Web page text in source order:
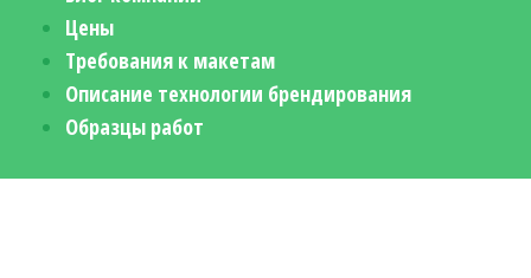
Цены
Требования к макетам
Описание технологии брендирования
Образцы работ